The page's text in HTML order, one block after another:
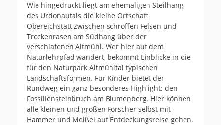
Wie hingedruckt liegt am ehemaligen Steilhang
des Urdonautals die kleine Ortschaft
Obereichstätt zwischen schroffen Felsen und
Trockenrasen am Südhang über der
verschlafenen Altmühl. Wer hier auf dem
Naturlehrpfad wandert, bekommt Einblicke in die
für den Naturpark Altmühltal typischen
Landschaftsformen. Für Kinder bietet der
Rundweg ein ganz besonderes Highlight: den
Fossiliensteinbruch am Blumenberg. Hier können
alle kleinen und großen Forscher selbst mit
Hammer und Meißel auf Entdeckungsreise gehen.